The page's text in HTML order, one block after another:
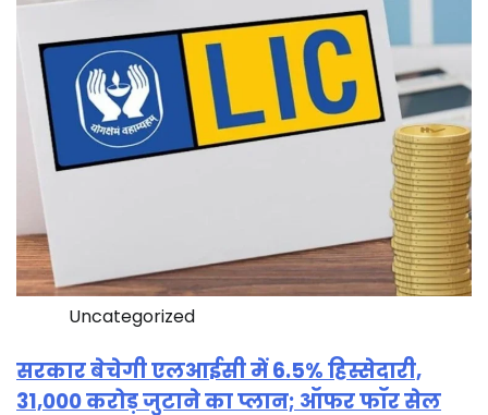
Uncategorized
सरकार बेचेगी एलआईसी में 6.5% हिस्सेदारी,
31,000 करोड़ जुटाने का प्लान; ऑफर फॉर सेल